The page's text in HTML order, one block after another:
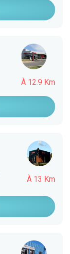
À 12.9 Km
À 13 Km